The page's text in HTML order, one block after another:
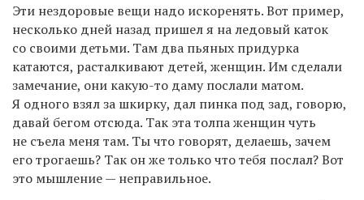
Эти нездоровые вещи надо искоренять. Вот пример,
несколько дней назад пришел я на ледовый каток
со своими детьми. Там два пьяных придурка
катаются, расталкивают детей, женщин. Им сделали
замечание, они какую-то даму послали матом.
Я одного взял за шкирку, дал пинка под зад, говорю,
давай бегом отсюда. Так эта толпа женщин чуть
не съела меня там. Ты что говорят, делаешь, зачем
его трогаешь? Так он же только что тебя послал? Вот
это мышление — неправильное.